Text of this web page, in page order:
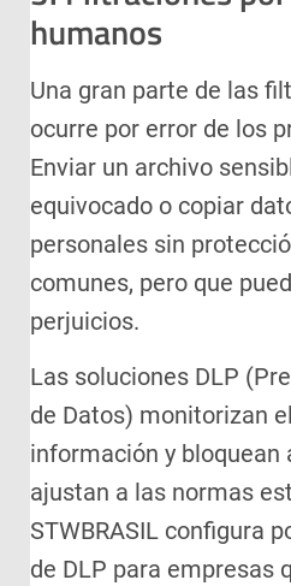
humanos
Una gran parte de las
ocurre por error de los
Enviar un archivo
equivocado o copiar
personales sin
comunes, pero que
perjuicios.
Las soluciones DLP
de Datos) monitorizan
información y bloquean
ajustan a las normas
STWBRASIL configura
de DLP para empresas